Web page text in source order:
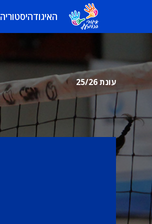
האיגודהיסטוריה
עונת 25/26